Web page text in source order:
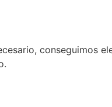
conseguimos